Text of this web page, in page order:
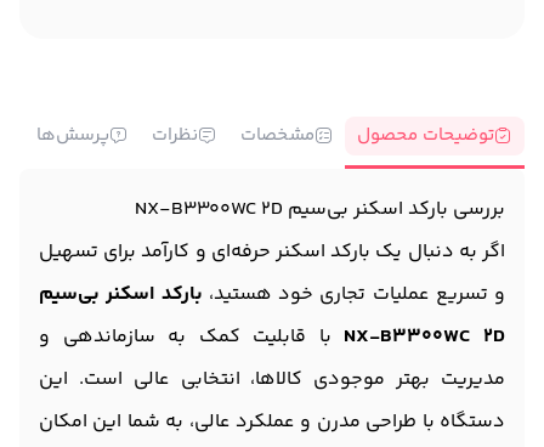
توضیحات محصول مشخصات نظرات پرسش‌ها
بررسی بارکد اسکنر بی‌سیم NX-B3300WC 2D
اگر به دنبال یک بارکد اسکنر حرفه‌ای و کارآمد برای تسهیل
و تسریع عملیات تجاری خود هستید، بارکد اسکنر بی‌سیم
NX-B3300WC 2D با قابلیت کمک به سازماندهی و
مدیریت بهتر موجودی کالاها، انتخابی عالی است. این
دستگاه با طراحی مدرن و عملکرد عالی، به شما این امکان